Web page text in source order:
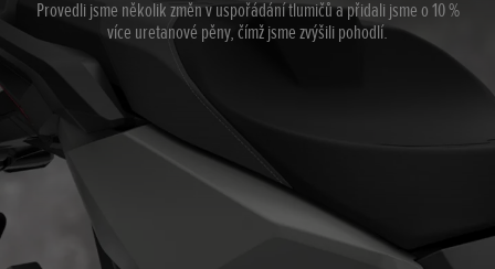
Provedli jsme několik změn v uspořádání tlumičů a přidali jsme o 10 %
více uretanové pěny, čímž jsme zvýšili pohodlí.